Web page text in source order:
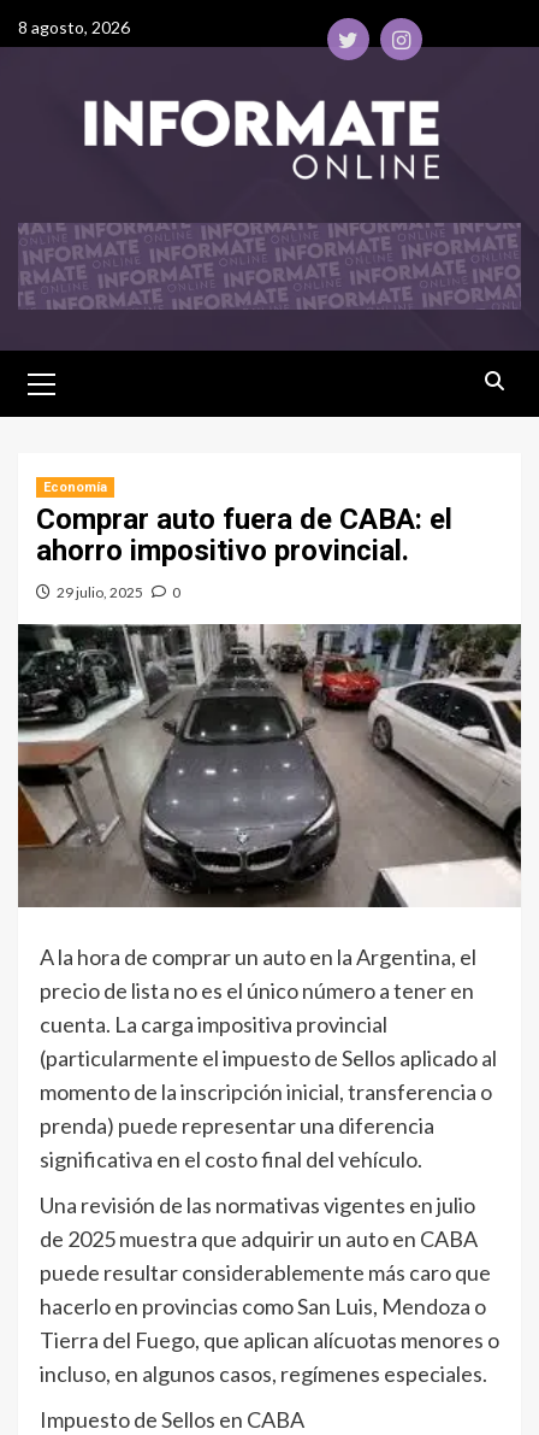
8 agosto, 2026
Economía
Comprar auto fuera de CABA: el
ahorro impositivo provincial.
29 julio, 2025 0
A la hora de comprar un auto en la Argentina, el
precio de lista no es el único número a tener en
cuenta. La carga impositiva provincial
(particularmente el impuesto de Sellos aplicado al
momento de la inscripción inicial, transferencia o
prenda) puede representar una diferencia
significativa en el costo final del vehículo.
Una revisión de las normativas vigentes en julio
de 2025 muestra que adquirir un auto en CABA
puede resultar considerablemente más caro que
hacerlo en provincias como San Luis, Mendoza o
Tierra del Fuego, que aplican alícuotas menores o
incluso, en algunos casos, regímenes especiales.
Impuesto de Sellos en CABA